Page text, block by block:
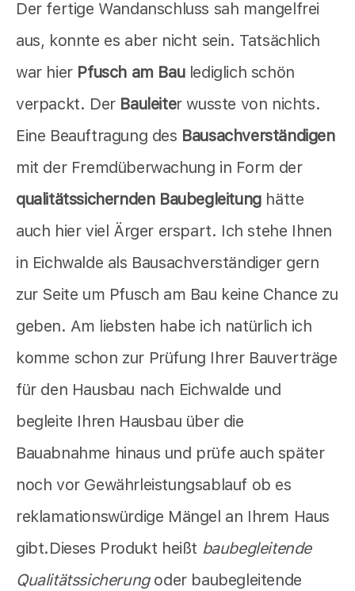
Der fertige Wandanschluss sah mangelfrei
aus, konnte es aber nicht sein. Tatsächlich
war hier Pfusch am Baulediglich schön
verpackt. Der Bauleiter wusste von nichts.
Eine Beauftragung des Bausachverständigen
mit der Fremdüberwachung in Form der
qualitätssichernden Baubegleitunghätte
auch hier viel Ärger erspart. Ich stehe Ihnen
in Eichwalde als Bausachverständiger gern
zur Seite um Pfusch am Bau keine Chance zu
geben. Am liebsten habe ich natürlich ich
komme schon zur Prüfung Ihrer Bauverträge
für den Hausbau nach Eichwalde und
begleite Ihren Hausbau über die
Bauabnahme hinaus und prüfe auch später
noch vor Gewährleistungsablauf ob es
reklamationswürdige Mängel an Ihrem Haus
gibt.Dieses Produkt heißt baubegleitende
Qualitätssicherung oder baubegleitende